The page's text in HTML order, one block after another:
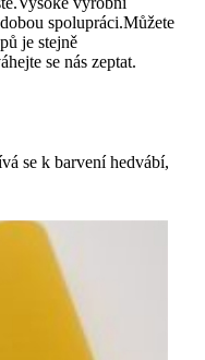
spolupráci.Můžete
je stejně
se nás zeptat.
se k barvení hedvábí,